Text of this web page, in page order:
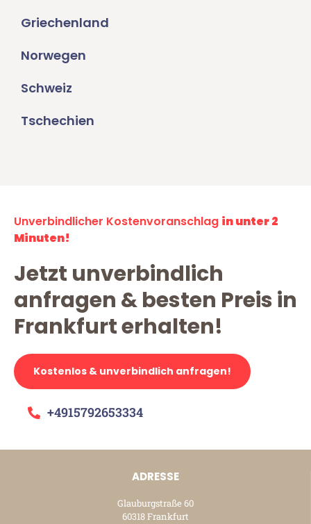
Griechenland
Norwegen
Schweiz
Tschechien
Unverbindlicher Kostenvoranschlag in unter 2
Minuten!
Jetzt unverbindlich
anfragen & besten Preis in
Frankfurt erhalten!
Kostenlos & unverbindlich anfragen!
+4915792653334
ADRESSE
Glauburgstraße 60
60318 Frankfurt